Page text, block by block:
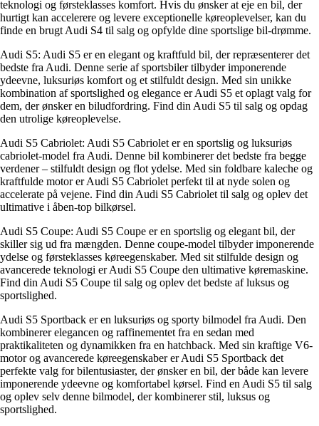
teknologi og førsteklasses komfort. Hvis du ønsker at eje en bil, der
hurtigt kan accelerere og levere exceptionelle køreoplevelser, kan du
finde en brugt Audi S4 til salg og opfylde dine sportslige bil-drømme.
Audi S5: Audi S5 er en elegant og kraftfuld bil, der repræsenterer det
bedste fra Audi. Denne serie af sportsbiler tilbyder imponerende
ydeevne, luksuriøs komfort og et stilfuldt design. Med sin unikke
kombination af sportslighed og elegance er Audi S5 et oplagt valg for
dem, der ønsker en biludfordring. Find din Audi S5 til salg og opdag
den utrolige køreoplevelse.
Audi S5 Cabriolet: Audi S5 Cabriolet er en sportslig og luksuriøs
cabriolet-model fra Audi. Denne bil kombinerer det bedste fra begge
verdener – stilfuldt design og flot ydelse. Med sin foldbare kaleche og
kraftfulde motor er Audi S5 Cabriolet perfekt til at nyde solen og
accelerate på vejene. Find din Audi S5 Cabriolet til salg og oplev det
ultimative i åben-top bilkørsel.
Audi S5 Coupe: Audi S5 Coupe er en sportslig og elegant bil, der
skiller sig ud fra mængden. Denne coupe-model tilbyder imponerende
ydelse og førsteklasses køreegenskaber. Med sit stilfulde design og
avancerede teknologi er Audi S5 Coupe den ultimative køremaskine.
Find din Audi S5 Coupe til salg og oplev det bedste af luksus og
sportslighed.
Audi S5 Sportback er en luksuriøs og sporty bilmodel fra Audi. Den
kombinerer elegancen og raffinementet fra en sedan med
praktikaliteten og dynamikken fra en hatchback. Med sin kraftige V6-
motor og avancerede køreegenskaber er Audi S5 Sportback det
perfekte valg for bilentusiaster, der ønsker en bil, der både kan levere
imponerende ydeevne og komfortabel kørsel. Find en Audi S5 til salg
og oplev selv denne bilmodel, der kombinerer stil, luksus og
sportslighed.